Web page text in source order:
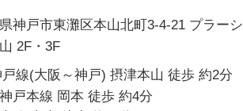
神戸市東灘区本山北町3-4-21 プラーシ
2F・3F
線(大阪～神戸) 摂津本山 徒歩 約2分
戸本線 岡本 徒歩 約4分